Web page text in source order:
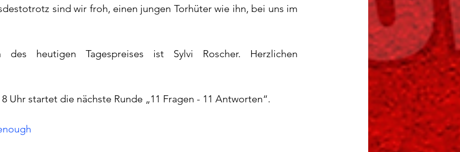
sind wir froh, einen jungen Torhüter wie ihn, bei uns im
des heutigen Tagespreises ist Sylvi Roscher. Herzlichen
Uhr startet die nächste Runde „11 Fragen - 11 Antworten“.